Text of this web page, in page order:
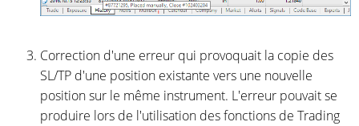
Correction d'une erreur qui provoquait la copie des
SL/TP d'une position existante vers une nouvelle
position sur le même instrument. L'erreur pouvait se
produire lors de l'utilisation des fonctions de Trading